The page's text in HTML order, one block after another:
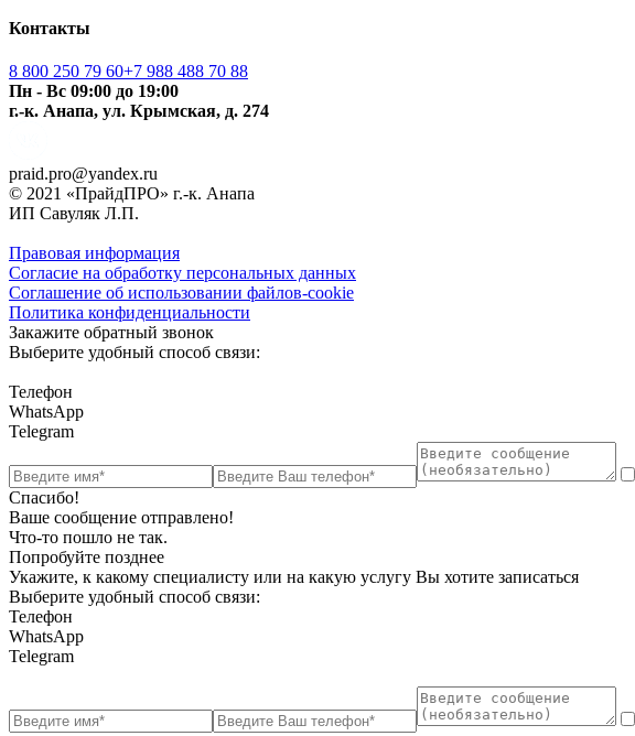
Контакты
8 800 250 79 60+7 988 488 70 88
‍‍‍Пн - Вс 09:00 до 19:00
г.-к. Анапа, ул. Крымская, д. 274
praid.pro@yandex.ru
© 2021 «ПрайдПРО» г.-к. Анапа
ИП Савуляк Л.П.
Правовая информация
Согласие на обработку персональных данных
Соглашение об использовании файлов-cookie
Политика конфиденциальности
Закажите обратный звонок
Выберите удобный способ связи:
Телефон
WhatsApp
Telegram
Спасибо!
Ваше сообщение отправлено!
Что-то пошло не так.
Попробуйте позднее
Укажите, к какому специалисту или на какую услугу Вы хотите записаться
Выберите удобный способ связи:
Телефон
WhatsApp
Telegram